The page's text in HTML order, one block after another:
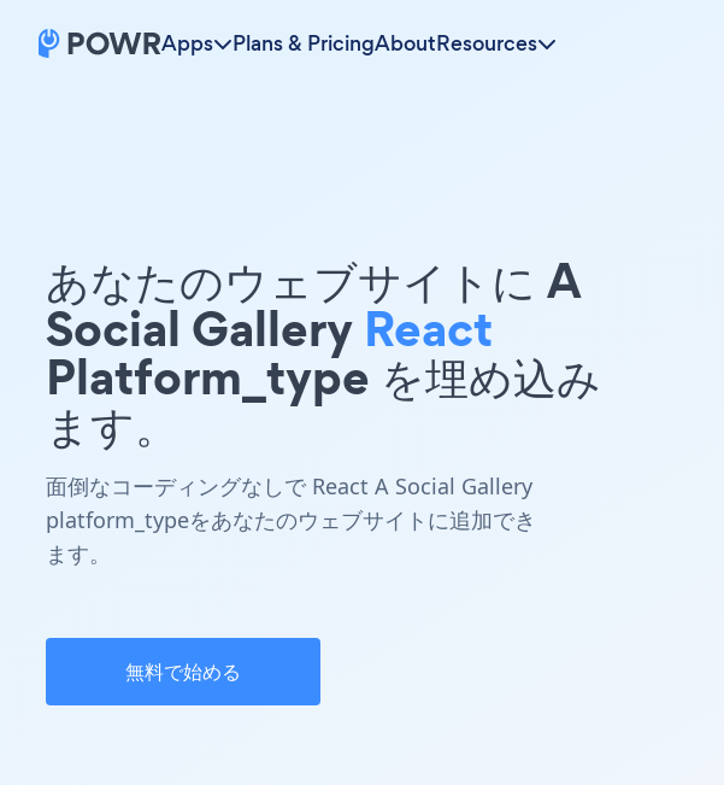
Apps Plans & PricingAboutResources
あなたのウェブサイトに A
Social Gallery React
Platform_type を埋め込み
ます。
面倒なコーディングなしで React A Social Gallery
platform_typeをあなたのウェブサイトに追加でき
ます。
無料で始める